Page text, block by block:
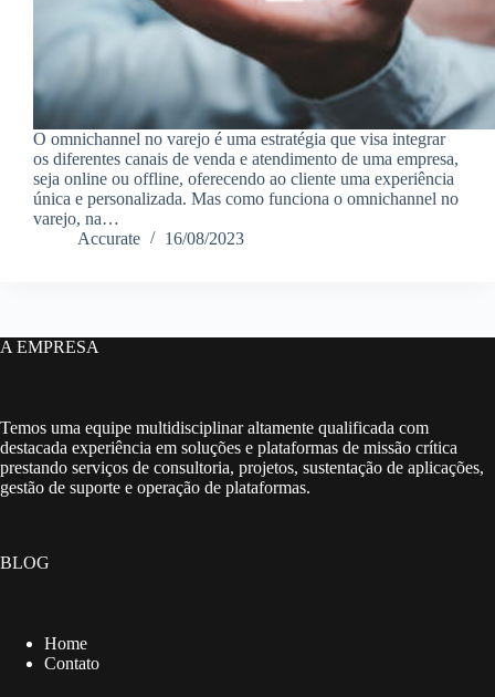
O omnichannel no varejo é uma estratégia que visa integrar
os diferentes canais de venda e atendimento de uma empresa,
seja online ou offline, oferecendo ao cliente uma experiência
única e personalizada. Mas como funciona o omnichannel no
varejo, na…
Accurate
16/08/2023
A EMPRESA
Temos uma equipe multidisciplinar altamente qualificada com
destacada experiência em soluções e plataformas de missão crítica
prestando serviços de consultoria, projetos, sustentação de aplicações,
gestão de suporte e operação de plataformas.
BLOG
Home
Contato